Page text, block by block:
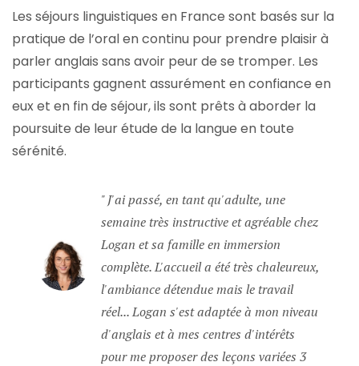
Les séjours linguistiques en France sont basés sur la
pratique de l’oral en continu pour prendre plaisir à
parler anglais sans avoir peur de se tromper. Les
participants gagnent assurément en confiance en
eux et en fin de séjour, ils sont prêts à aborder la
poursuite de leur étude de la langue en toute
sérénité.
J'ai passé, en tant qu'adulte, une
semaine très instructive et agréable chez
Logan et sa famille en immersion
complète. L'accueil a été très chaleureux,
l'ambiance détendue mais le travail
réel... Logan s'est adaptée à mon niveau
d'anglais et à mes centres d'intérêts
pour me proposer des leçons variées 3